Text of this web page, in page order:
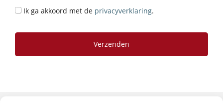
r
Ik ga akkoord met de privacyverklaring.